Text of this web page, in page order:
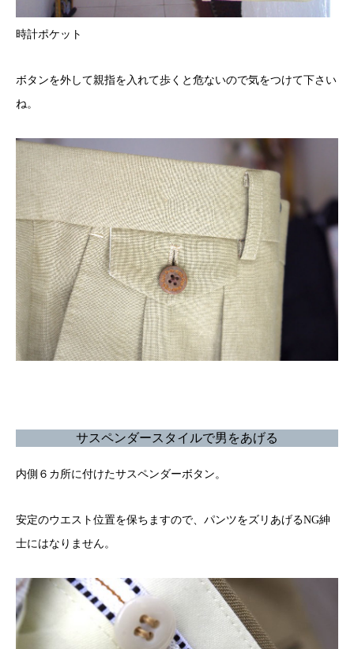
時計ポケット
ボタンを外して親指を入れて歩くと危ないので気をつけて下さい
ね。
サスペンダースタイルで男をあげる
内側６カ所に付けたサスペンダーボタン。
安定のウエスト位置を保ちますので、パンツをズリあげるNG紳
士にはなりません。